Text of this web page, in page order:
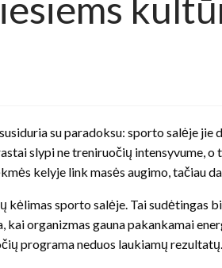
su paradoksu: sporto salėje
slypi ne treniruočių intensyvume, o
kelyje link masės augimo, tačiau
kėlimas sporto salėje. Tai sudėtingas
kai organizmas gauna pakankamai
programa neduos laukiamų rezultatų.